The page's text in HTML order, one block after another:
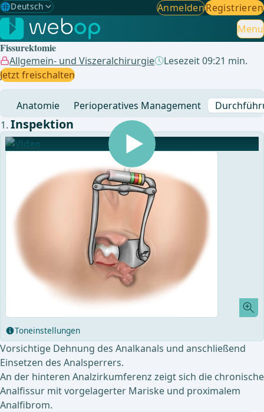
🌐Deutsch
Gewählte Sprache: Deutsch
🇩🇪 Deutsch ✓
🇬🇧English
🇪🇸Spanisch
🇧🇷Brasilianisch
AnmeldenRegistrieren
Menu
Fissurektomie
Allgemein- und Viszeralchirurgie
Lesezeit 09:21 min.
Jetzt freischalten
Anatomie Perioperatives Management
Inspektion
Toneinstellungen
Vorsichtige Dehnung des Analkanals und anschließend
Einsetzen des Analsperrers.
An der hinteren Analzirkumferenz zeigt sich die chronische
Analfissur mit vorgelagerter Mariske und proximalem
Analfibrom.